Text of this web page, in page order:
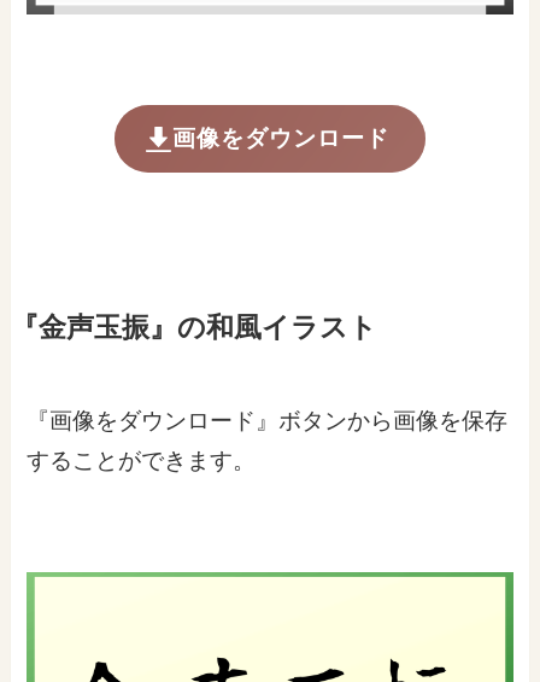
画像をダウンロード
『金声玉振』の和風イラスト
『画像をダウンロード』ボタンから画像を保存
することができます。